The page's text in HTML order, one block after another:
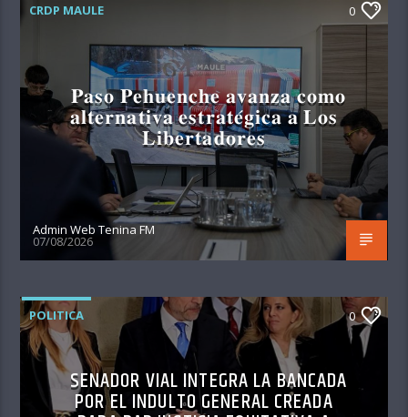
CRDP MAULE 0
𝐏𝐚𝐬𝐨 𝐏𝐞𝐡𝐮𝐞𝐧𝐜𝐡𝐞 𝐚𝐯𝐚𝐧𝐳𝐚 𝐜𝐨𝐦𝐨
𝐚𝐥𝐭𝐞𝐫𝐧𝐚𝐭𝐢𝐯𝐚 𝐞𝐬𝐭𝐫𝐚𝐭𝐞́𝐠𝐢𝐜𝐚 𝐚 𝐋𝐨𝐬
𝐋𝐢𝐛𝐞𝐫𝐭𝐚𝐝𝐨𝐫𝐞𝐬
Admin Web Tenina FM
07/08/2026
POLITICA 0
SENADOR VIAL INTEGRA LA BANCADA
POR EL INDULTO GENERAL CREADA